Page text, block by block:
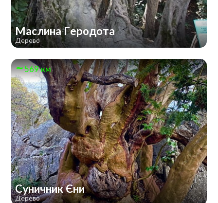
Маслина Геродота
Дерево
569 км
Суничник Єни
Дерево